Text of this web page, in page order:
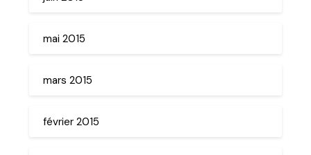
mai 2015
mars 2015
février 2015